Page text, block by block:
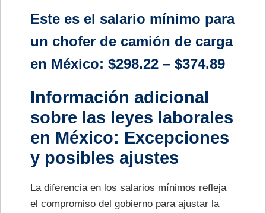
Este es el salario mínimo para
un chofer de camión de carga
en México: $298.22 – $374.89
Información adicional
sobre las leyes laborales
en México: Excepciones
y posibles ajustes
La diferencia en los salarios mínimos refleja
el compromiso del gobierno para ajustar la